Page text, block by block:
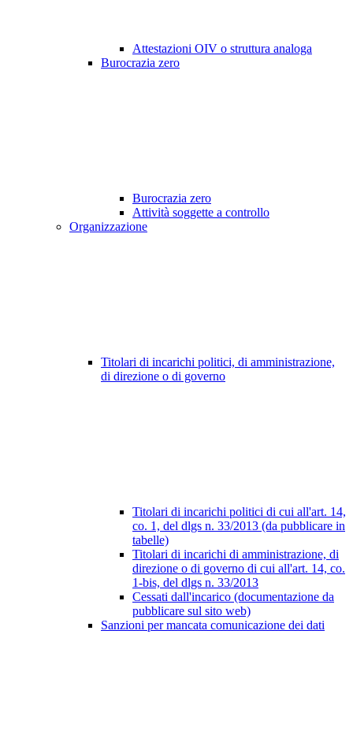
Attestazioni OIV o struttura analoga
Burocrazia zero
Burocrazia zero
Attività soggette a controllo
Organizzazione
Titolari di incarichi politici, di amministrazione,
di direzione o di governo
Titolari di incarichi politici di cui all'art. 14,
co. 1, del dlgs n. 33/2013 (da pubblicare in
tabelle)
Titolari di incarichi di amministrazione, di
direzione o di governo di cui all'art. 14, co.
1-bis, del dlgs n. 33/2013
Cessati dall'incarico (documentazione da
pubblicare sul sito web)
Sanzioni per mancata comunicazione dei dati